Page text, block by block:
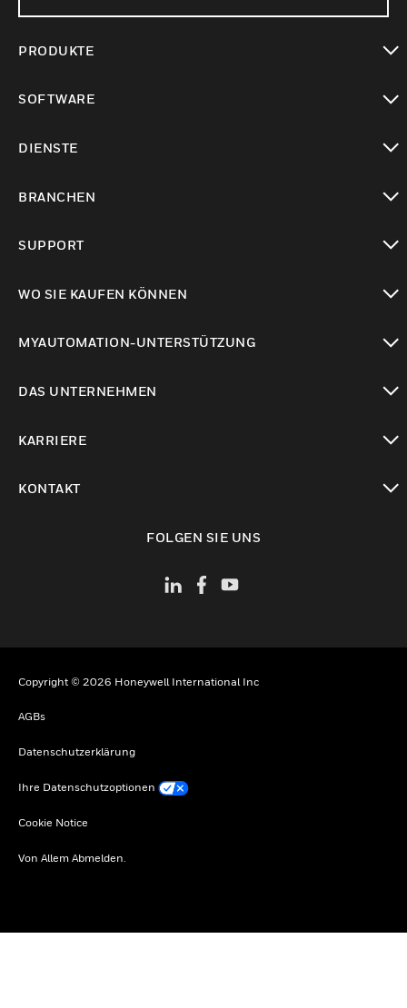
PRODUKTE
SOFTWARE
DIENSTE
BRANCHEN
SUPPORT
WO SIE KAUFEN KÖNNEN
MYAUTOMATION-UNTERSTÜTZUNG
DAS UNTERNEHMEN
KARRIERE
KONTAKT
FOLGEN SIE UNS
Copyright © 2026 Honeywell International Inc
AGBs
Datenschutzerklärung
Ihre Datenschutzoptionen
Cookie Notice
Von Allem Abmelden.